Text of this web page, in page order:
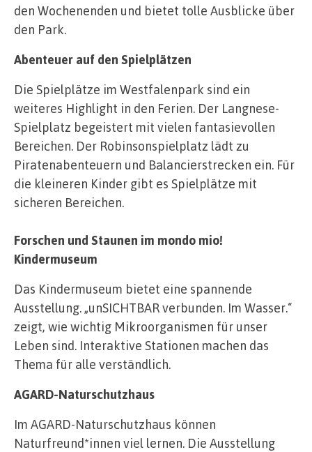
den Wochenenden und bietet tolle Ausblicke über
den Park.
Abenteuer auf den Spielplätzen
Die Spielplätze im Westfalenpark sind ein
weiteres Highlight in den Ferien. Der Langnese-
Spielplatz begeistert mit vielen fantasievollen
Bereichen. Der Robinsonspielplatz lädt zu
Piratenabenteuern und Balancierstrecken ein. Für
die kleineren Kinder gibt es Spielplätze mit
sicheren Bereichen.
Forschen und Staunen im mondo mio!
Kindermuseum
Das Kindermuseum bietet eine spannende
Ausstellung. „unSICHTBAR verbunden. Im Wasser.“
zeigt, wie wichtig Mikroorganismen für unser
Leben sind. Interaktive Stationen machen das
Thema für alle verständlich.
AGARD-Naturschutzhaus
Im AGARD-Naturschutzhaus können
Naturfreund*innen viel lernen. Die Ausstellung